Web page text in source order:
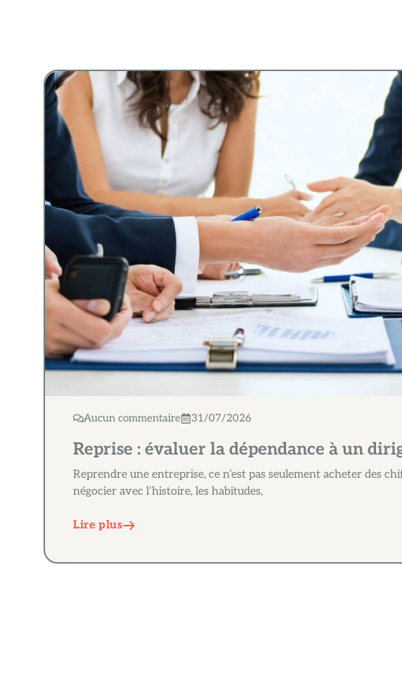
Aucun commentaire 31/07/2026
Reprise : évaluer la dépendance à un
Reprendre une entreprise, ce n’est pas seulement acheter des
négocier avec l’histoire, les habitudes,
Lire plus